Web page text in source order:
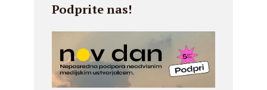
Podprite nas!